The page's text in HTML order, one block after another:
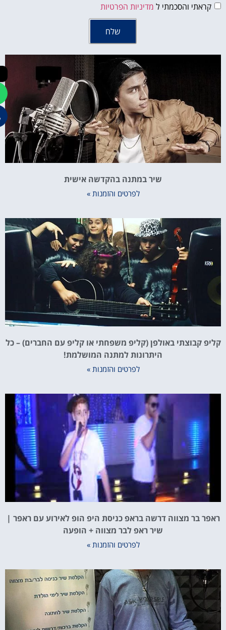
קראתי והסכמתי למדיניות הפרטיות
שיר במתנה בהקדשה אישית
לפרטים והזמנות »
קבוצתי באולפן (קליפ משפחתי או קליפ עם החברים) – כל
היתרונות למתנה המושלמת!
לפרטים והזמנות »
בר מצווה דרשה בראפ כניסת היפ הופ לאירוע עם ראפר |
שיר ראפ לבר מצווה + הופעה
לפרטים והזמנות »
←